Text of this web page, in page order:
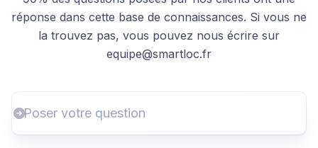
réponse dans cette base de connaissances. Si vous ne
la trouvez pas, vous pouvez nous écrire sur
equipe@smartloc.fr